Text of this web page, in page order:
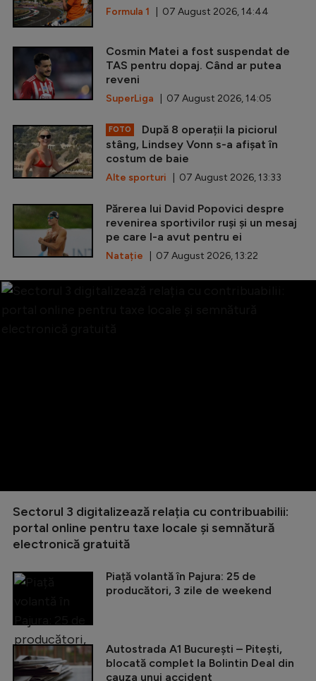
Formula 1 | 07 August 2026, 14:44
Cosmin Matei a fost suspendat de
TAS pentru dopaj. Când ar putea
reveni
SuperLiga | 07 August 2026, 14:05
FOTO
După 8 operații la piciorul
stâng, Lindsey Vonn s-a afișat în
costum de baie
Alte sporturi | 07 August 2026, 13:33
Părerea lui David Popovici despre
revenirea sportivilor ruși și un mesaj
pe care l-a avut pentru ei
Natație | 07 August 2026, 13:22
Sectorul 3 digitalizează relația cu contribuabilii:
portal online pentru taxe locale și semnătură
electronică gratuită
Piață volantă în Pajura: 25 de
producători, 3 zile de weekend
Autostrada A1 București – Pitești,
blocată complet la Bolintin Deal din
cauza unui accident